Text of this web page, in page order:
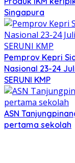
Singapura
Pemprov Kepri
Nasional 23-24
SERUNI KMP
ASN
pertama sekolah